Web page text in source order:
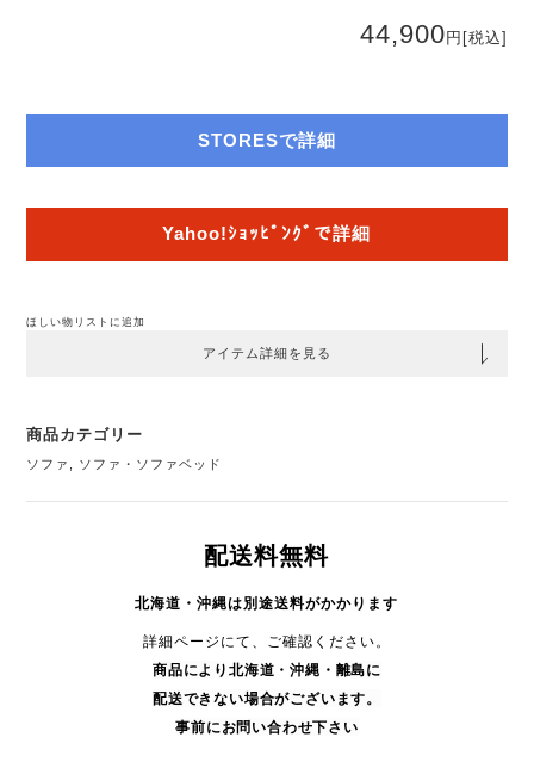
44,900円 [税込]
STORESで詳細
Yahoo!ｼｮｯﾋﾟﾝｸﾞで詳細
ほしい物リストに追加
アイテム詳細を見る
商品カテゴリー
ソファ ソファ・ソファベッド
配送料無料
北海道・沖縄は別途送料がかかります
詳細ページにて、ご確認ください。
商品により 北海道・沖縄・ 離島に
配送できない場合がございます。
事前にお問い合わせ下さい